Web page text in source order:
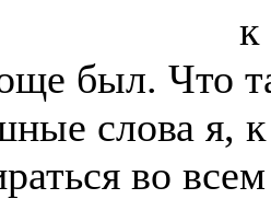
к
был. Что
слова я,
во